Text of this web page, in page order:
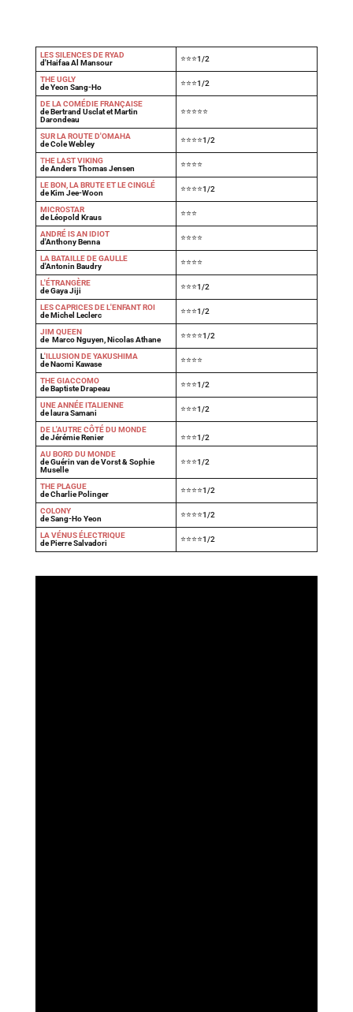
LES SILENCES DE RYAD
d'Haifaa Al Mansour
⭐⭐⭐1/2
THE UGLY
de Yeon Sang-Ho
⭐⭐⭐1/2
DE LA COMÉDIE FRANÇAISE
de Bertrand Usclat et Martin
Darondeau
⭐⭐⭐⭐⭐
SUR LA ROUTE D'OMAHA
de Cole Webley
⭐⭐⭐⭐1/2
THE LAST VIKING
de Anders Thomas Jensen
⭐⭐⭐⭐
LE BON, LA BRUTE ET LE CINGLÉ
de Kim Jee-Woon
⭐⭐⭐⭐1/2
MICROSTAR
de Léopold Kraus
⭐⭐⭐
ANDRÉ IS AN IDIOT
d'Anthony Benna
⭐⭐⭐⭐
LA BATAILLE DE GAULLE
d'Antonin Baudry
⭐⭐⭐⭐
L'ÉTRANGÈRE
de Gaya Jiji
⭐⭐⭐1/2
LES CAPRICES DE L'ENFANT ROI
de Michel Leclerc
⭐⭐⭐1/2
JIM QUEEN
de Marco Nguyen, Nicolas Athane
⭐⭐⭐⭐1/2
L'ILLUSION DE YAKUSHIMA
de Naomi Kawase
⭐⭐⭐⭐
THE GIACCOMO
de Baptiste Drapeau
⭐⭐⭐1/2
UNE ANNÉE ITALIENNE
de laura Samani
⭐⭐⭐1/2
DE L'AUTRE CÔTÉ DU MONDE
de Jérémie Renier
⭐⭐⭐1/2
AU BORD DU MONDE
de Guérin van de Vorst & Sophie
Muselle
⭐⭐⭐1/2
THE PLAGUE
de Charlie Polinger
⭐⭐⭐⭐1/2
COLONY
de Sang-Ho Yeon
⭐⭐⭐⭐1/2
LA VÉNUS ÉLECTRIQUE
de Pierre Salvadori
⭐⭐⭐⭐1/2